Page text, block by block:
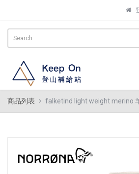
商品列表 falketind light weight merino